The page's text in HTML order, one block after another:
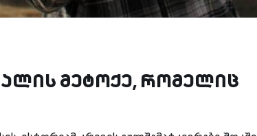
მეტოქე, რომელიც